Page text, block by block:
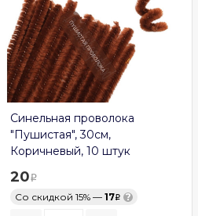
Синельная проволока
"Пушистая", 30см,
Коричневый, 10 штук
20
Со скидкой 15% — 17 ?